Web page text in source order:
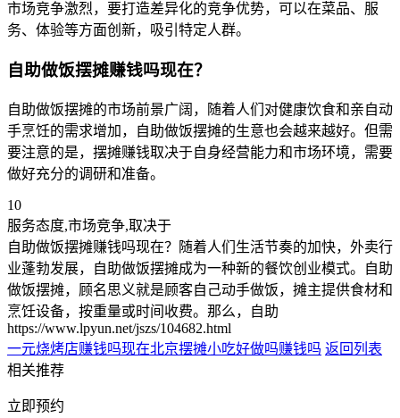
市场竞争激烈，要打造差异化的竞争优势，可以在菜品、服
务、体验等方面创新，吸引特定人群。
自助做饭摆摊赚钱吗现在？
自助做饭摆摊的市场前景广阔，随着人们对健康饮食和亲自动
手烹饪的需求增加，自助做饭摆摊的生意也会越来越好。但需
要注意的是，摆摊赚钱取决于自身经营能力和市场环境，需要
做好充分的调研和准备。
10
服务态度,市场竞争,取决于
自助做饭摆摊赚钱吗现在？随着人们生活节奏的加快，外卖行
业蓬勃发展，自助做饭摆摊成为一种新的餐饮创业模式。自助
做饭摆摊，顾名思义就是顾客自己动手做饭，摊主提供食材和
烹饪设备，按重量或时间收费。那么，自助
https://www.lpyun.net/jszs/104682.html
一元烧烤店赚钱吗现在北京摆摊小吃好做吗赚钱吗 返回列表
相关推荐
立即预约